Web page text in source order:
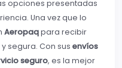
opciones presentadas
Una vez que lo
Aeropaqpara recibir
segura. Con sus envíos
seguro, es la mejor